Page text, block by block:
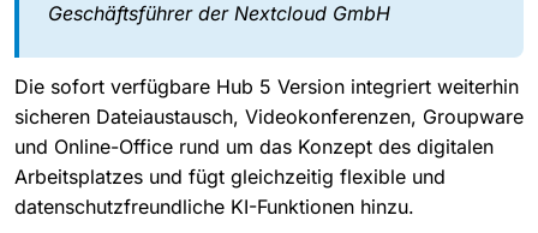
Geschäftsführer der Nextcloud GmbH
Die sofort verfügbare Hub 5 Version integriert weiterhin
sicheren Dateiaustausch, Videokonferenzen, Groupware
und Online-Office rund um das Konzept des digitalen
Arbeitsplatzes und fügt gleichzeitig flexible und
datenschutzfreundliche KI-Funktionen hinzu.